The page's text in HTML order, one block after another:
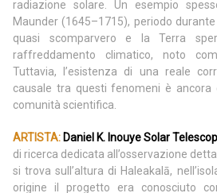
radiazione solare. Un esempio
Maunder (1645–1715), periodo
quasi scomparvero e la Terra
raffreddamento climatico, noto
Tuttavia, l’esistenza di una reale
causale tra questi fenomeni è
comunità scientifica.
ARTISTA: Daniel K. Inouye Solar
di ricerca dedicata all’osservazione
si trova sull’altura di Haleakalā,
origine il progetto era conosciuto